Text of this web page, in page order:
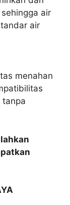
air
air
menahan
tanpa